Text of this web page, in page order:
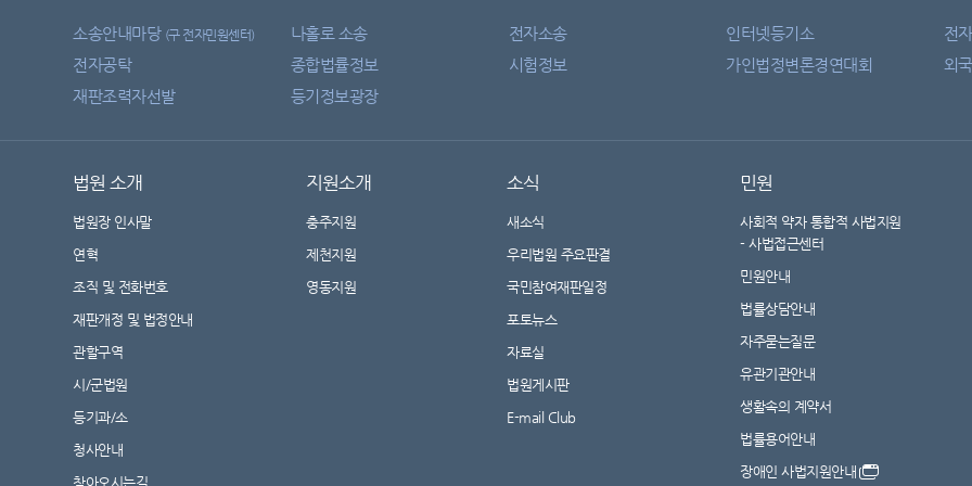
소송안내마당 (구 전자민원센터) 나홀로 소송 전자소송 인터넷등기소
전
전자공탁
종합법률정보 시험정보 가인법정변론경연대회
외
재판조력자선발
등기정보광장
법원 소개
법원장 인사말
연혁
조직 및 전화번호
재판개정 및 법정안내
관할구역
시/군법원
등기과/소
청사안내
찾아오시는길
지원소개
충주지원
제천지원
영동지원
소식
새소식
우리법원 주요판결
국민참여재판일정
포토뉴스
자료실
법원게시판
E-mail Club
민원
사회적 약자 통합적 사법지원
- 사법접근센터
민원안내
법률상담안내
자주묻는질문
유관기관안내
생활속의 계약서
법률용어안내
장애인 사법지원안내